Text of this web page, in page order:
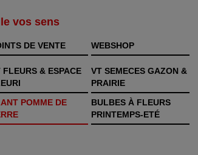
vos sens
DE VENTE WEBSHOP
FLEURS & ESPACE
VT SEMECES GAZON &
PRAIRIE
POMME DE
BULBES À FLEURS
PRINTEMPS-ETÉ